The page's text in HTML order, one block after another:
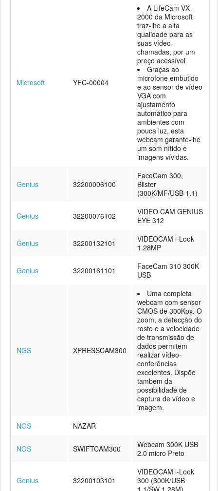
Microsoft YFC-00004
A LifeCam VX-
2000 da Microsoft
traz-lhe a alta
qualidade para as
suas vídeo-
chamadas, por um
preço acessível
Graças ao
microfone embutido
e ao sensor de vídeo
VGA com
ajustamento
automático para
ambientes com
pouca luz, esta
webcam garante-lhe
um som nítido e
imagens vívidas.
Genius 32200006100
FaceCam 300,
Blister
(300K/MF/USB 1.1)
Genius 32200076102
VIDEO CAM GENIUS
EYE 312
Genius 32200132101
VIDEOCAM i-Look
1.28MP
Genius 32200161101
FaceCam 310 300K
USB
NGS XPRESSCAM300
Uma completa
webcam com sensor
CMOS de 300Kpx. O
zoom, a detecção do
rosto e a velocidade
de transmissão de
dados permitem
realizar vídeo-
conferências
excelentes. Dispõe
tambem da
possibilidade de
captura de vídeo e
imagem.
NGS
NAZAR
NGS SWIFTCAM300
Webcam 300K USB
2.0 micro Preto
Genius 32200103101
VIDEOCAM i-Look
300 (300K/USB